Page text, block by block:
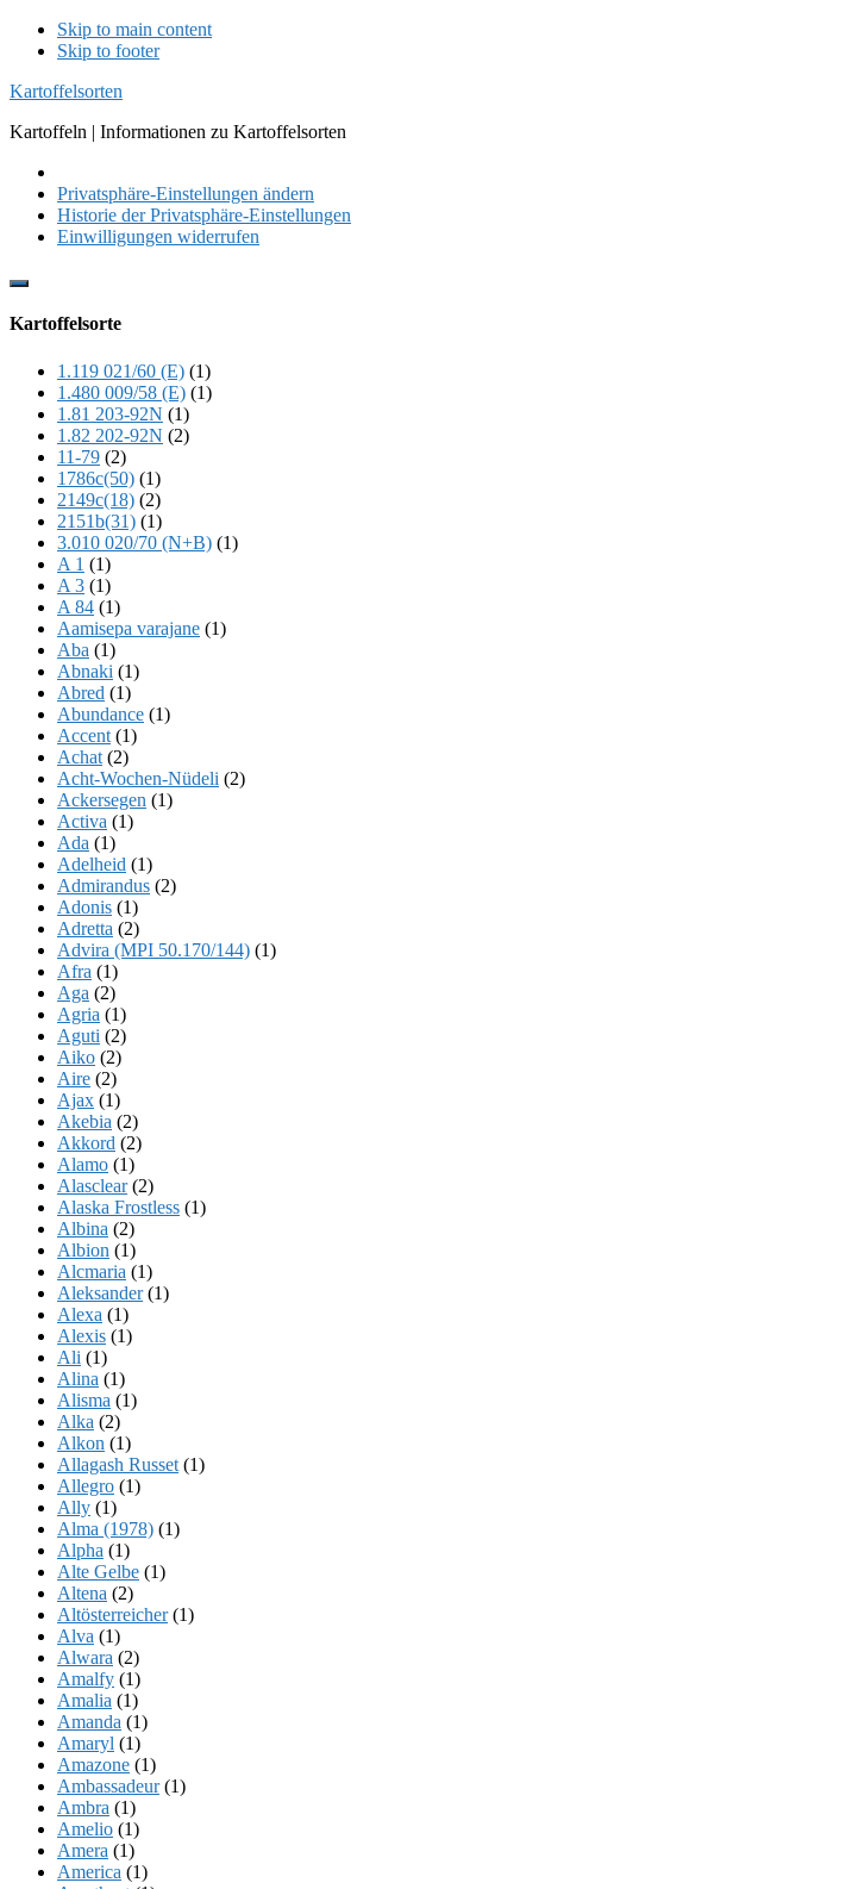
Skip to main content
Skip to footer
Kartoffelsorten
Kartoffeln | Informationen zu Kartoffelsorten
Privatsphäre-Einstellungen ändern
Historie der Privatsphäre-Einstellungen
Einwilligungen widerrufen
Show
Content
Kartoffelsorte
1.119 021/60 (E) (1)
1.480 009/58 (E) (1)
1.81 203-92N (1)
1.82 202-92N (2)
11-79 (2)
1786c(50) (1)
2149c(18) (2)
2151b(31) (1)
3.010 020/70 (N+B) (1)
A 1 (1)
A 3 (1)
A 84 (1)
Aamisepa varajane (1)
Aba (1)
Abnaki (1)
Abred (1)
Abundance (1)
Accent (1)
Achat (2)
Acht-Wochen-Nüdeli (2)
Ackersegen (1)
Activa (1)
Ada (1)
Adelheid (1)
Admirandus (2)
Adonis (1)
Adretta (2)
Advira (MPI 50.170/144) (1)
Afra (1)
Aga (2)
Agria (1)
Aguti (2)
Aiko (2)
Aire (2)
Ajax (1)
Akebia (2)
Akkord (2)
Alamo (1)
Alasclear(2)
Alaska Frostless (1)
Albina (2)
Albion (1)
Alcmaria (1)
Aleksander(1)
Alexa (1)
Alexis (1)
Ali (1)
Alina (1)
Alisma (1)
Alka (2)
Alkon (1)
Allagash Russet (1)
Allegro (1)
Ally (1)
Alma (1978) (1)
Alpha (1)
Alte Gelbe (1)
Altena (2)
Altösterreicher(1)
Alva (1)
Alwara (2)
Amalfy (1)
Amalia (1)
Amanda (1)
Amaryl (1)
Amazone (1)
Ambassadeur(1)
Ambra (1)
Amelio (1)
Amera (1)
America (1)